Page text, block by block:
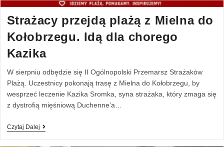
Strażacy przejdą plażą z Mielna do
Kołobrzegu. Idą dla chorego
Kazika
W sierpniu odbędzie się II Ogólnopolski Przemarsz Strażaków
Plażą. Uczestnicy pokonają trasę z Mielna do Kołobrzegu, by
wesprzeć leczenie Kazika Sromka, syna strażaka, który zmaga się
z dystrofią mięśniową Duchenne’a…
Czytaj Dalej